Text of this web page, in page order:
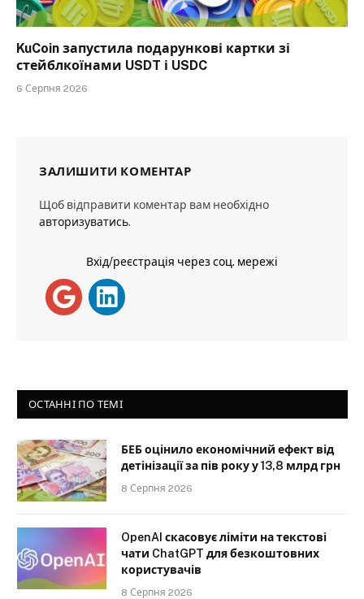
KuCoin запустила подарункові картки зі
стейблкоїнами USDT і USDC
6 Серпня 2026
ЗАЛИШИТИ КОМЕНТАР
Щоб відправити коментар вам необхідно
авторизуватись.
Вхід/реєстрація через соц. мережі
ОСТАННІ ПО ТЕМІ
БЕБ оцінило економічний ефект від
детінізації за пів року у 13,8 млрд грн
8 Серпня 2026
OpenAI скасовує ліміти на текстові
чати ChatGPT для безкоштовних
користувачів
8 Серпня 2026